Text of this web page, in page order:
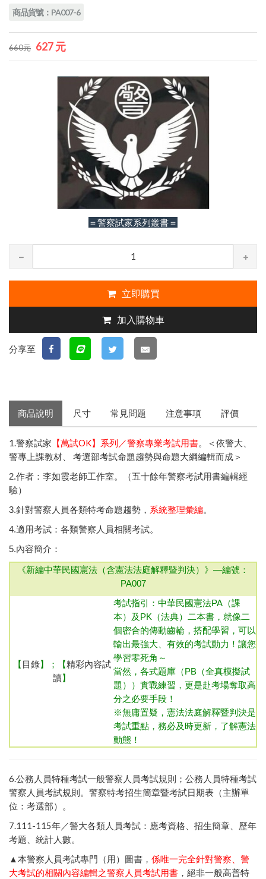
商品貨號：PA007-6
660元 627 元
＝警察試家系列叢書＝
立即購買
加入購物車
分享至
商品說明 尺寸 常見問題 注意事項 評價
1.警察試家 【萬試OK】系列／警察專業考試用書。＜依警大、
警專上課教材、 考選部考試命題趨勢與命題大綱編輯而成＞
2.作者：李如霞老師工作室。（五十餘年警察考試用書編輯經
驗）
3.針對警察人員各類特考命題趨勢， 系統整理彙編。
4.適用考試：各類警察人員相關考試。
5.內容簡介：
《新編中華民國憲法（含憲法法庭解釋暨判決）》—編號：
PA007
【 目錄】；【精彩內容試
讀】
考試指引：中華民國憲法PA（課
本）及PK（法典）二本書，就像二
個密合的傳動齒輪，搭配學習，可以
輸出最強大、有效的考試動力！讓您
學習零死角～
當然，各式題庫（PB（全真模擬試
題））實戰練習，更是赴考場奪取高
分之必要手段！
※無庸置疑，憲法法庭解釋暨判決是
考試重點，務必及時更新，了解憲法
動態！
6.公務人員特種考試一般警察人員考試規則 ； 公務人員特種考試
警察人員考試規則 。 警察特考招生簡章暨考試日期表（主辦單
位：考選部）
。
7.111-115年／警大各類人員考試：應考資格、招生簡章、歷年
考題、統計人數。
▲本警察人員考試專門（用）圖書， 係唯一完全針對警察、警
大考試的相關內容編輯之警察人員考試用書 ，絕非一般高普特